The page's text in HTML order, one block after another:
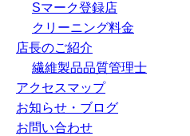
Sマーク登録店
クリーニング料金
店長のご紹介
繊維製品品質管理士
アクセスマップ
お知らせ・ブログ
お問い合わせ